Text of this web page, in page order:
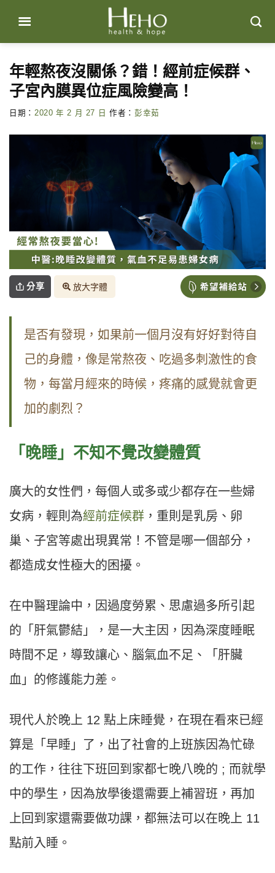
content
年輕熬夜沒關係？錯！經前症候群、
子宮內膜異位症風險變高！
日期： 2020 年 2 月 27 日 作者： 彭幸茹
分享 放大字體
是否有發現，如果前一個月沒有好好對待自
己的身體，像是常熬夜、吃過多刺激性的食
物，每當月經來的時候，疼痛的感覺就會更
加的劇烈？
「晚睡」不知不覺改變體質
廣大的女性們，每個人或多或少都存在一些婦
女病，輕則為經前症候群 ，重則是乳房、卵
巢、子宮等處出現異常！不管是哪一個部分，
都造成女性極大的困擾。
在中醫理論中，因過度勞累、思慮過多所引起
的「肝氣鬱結」，是一大主因，因為深度睡眠
時間不足，導致讓心、腦氣血不足、「肝臟
血」的修護能力差。
現代人於晚上 12 點上床睡覺，在現在看來已經
算是「早睡」了，出了社會的上班族因為忙碌
的工作，往往下班回到家都七晚八晚的 ; 而就學
中的學生，因為放學後還需要上補習班，再加
上回到家還需要做功課，都無法可以在晚上 11
點前入睡。